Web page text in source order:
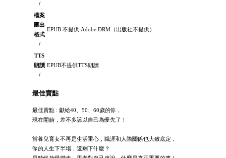
/
檔案
匯出
格式
/
EPUB 不提供 Adobe DRM（出版社不提供）
TTS
朗讀
/
EPUB不提供TTS朗讀
最佳賣點
最佳賣點 : 獻給40、50、60歲的你，
現在開始，差不多該以自己為優先了！
當養兒育女不再是生活重心，職涯和人際關係也大致底定，
你的人生下半場，還剩下什麼？